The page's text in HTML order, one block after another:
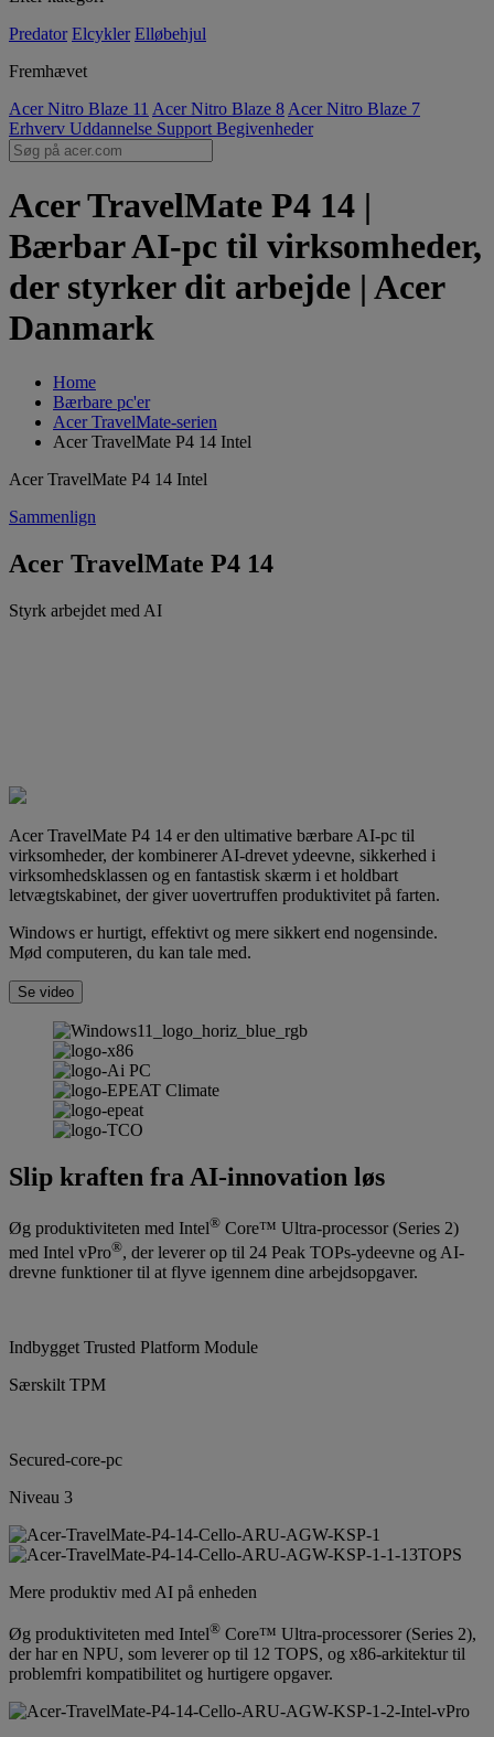
Predator Elcykler Elløbehjul
Fremhævet
Acer Nitro Blaze 11 Acer Nitro Blaze 8 Acer Nitro Blaze 7
Erhverv Uddannelse Support Begivenheder
Acer TravelMate P4 14 |
Bærbar AI-pc til virksomheder,
der styrker dit arbejde | Acer
Danmark
Home
Bærbare pc'er
Acer TravelMate-serien
Acer TravelMate P4 14 Intel
Acer TravelMate P4 14 Intel
Sammenlign
Acer TravelMate P4 14
Styrk arbejdet med AI
Acer TravelMate P4 14 er den ultimative bærbare AI-pc til
virksomheder, der kombinerer AI-drevet ydeevne, sikkerhed i
virksomhedsklassen og en fantastisk skærm i et holdbart
letvægtskabinet, der giver uovertruffen produktivitet på farten.
Windows er hurtigt, effektivt og mere sikkert end nogensinde.
Mød computeren, du kan tale med.
Se video
Slip kraften fra AI-innovation løs
Øg produktiviteten med Intel® Core™ Ultra-processor (Series 2)
med Intel vPro®, der leverer op til 24 Peak TOPs-ydeevne og AI-
drevne funktioner til at flyve igennem dine arbejdsopgaver.
Indbygget Trusted Platform Module
Særskilt TPM
Secured-core-pc
Niveau 3
Mere produktiv med AI på enheden
Øg produktiviteten med Intel® Core™ Ultra-processorer (Series 2),
der har en NPU, som leverer op til 12 TOPS, og x86-arkitektur til
problemfri kompatibilitet og hurtigere opgaver.